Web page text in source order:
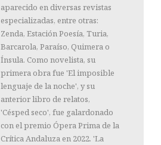
aparecido en diversas revistas
especializadas, entre otras:
Zenda, Estación Poesía, Turia,
Barcarola, Paraíso, Quimera o
Ínsula. Como novelista, su
primera obra fue 'El imposible
lenguaje de la noche', y su
anterior libro de relatos,
'Césped seco', fue galardonado
con el premio Ópera Prima de la
Crítica Andaluza en 2022. 'La